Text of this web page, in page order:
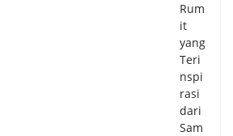
Rum
it
yang
Teri
nspi
rasi
dari
Sam